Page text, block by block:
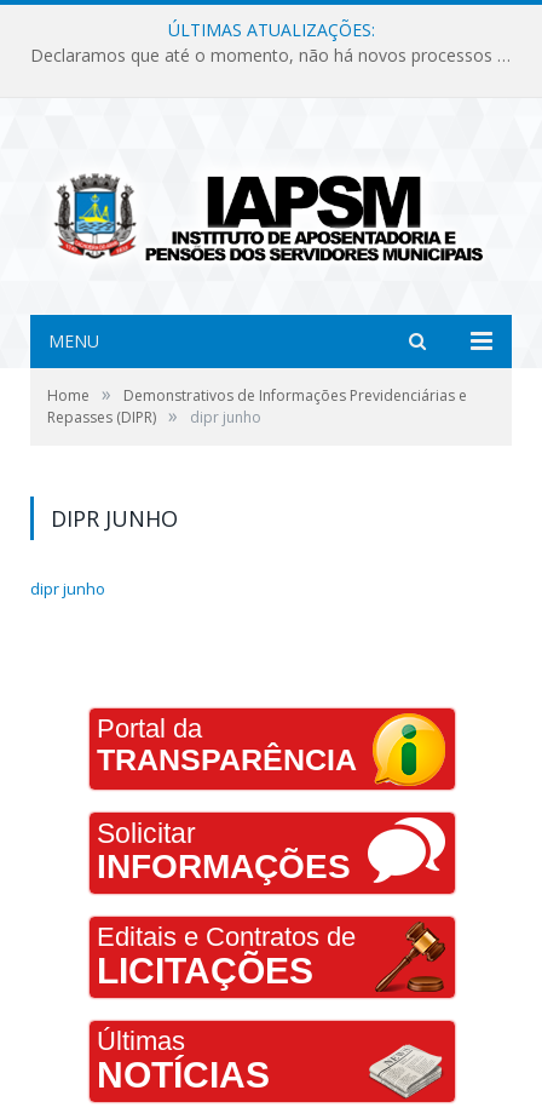
ÚLTIMAS ATUALIZAÇÕES:
Declaramos que até o momento, não há novos processos licitatórios para o Instituto de Previdência no ano de 2026.
MENU
Home »
Demonstrativos de Informações Previdenciárias e
Repasses (DIPR) » dipr junho
DIPR JUNHO
dipr junho
Portal da
TRANSPARÊNCIA
Solicitar
INFORMAÇÕES
Editais e Contratos de
LICITAÇÕES
Últimas
NOTÍCIAS